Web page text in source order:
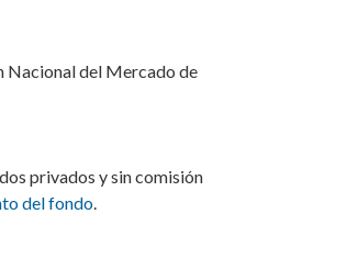
Nacional del Mercado de
privados y sin comisión
del fondo.